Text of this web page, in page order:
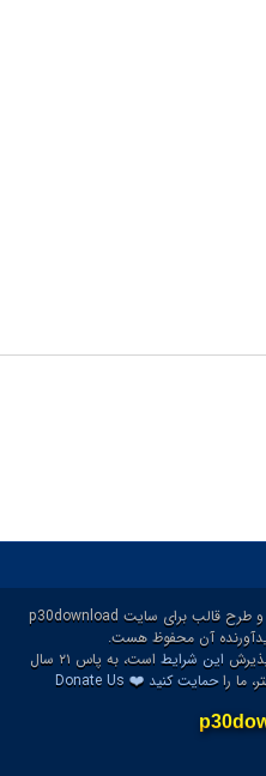
۱۳۸۳-۱۴۰۵ © حقوق متون فارسی، تصاویر و طرح قالب برای سایت p30download
آن محفوظ هست.
این شرایط
است، به پاس ۲۱ سال
ما راحمایت کنید ❤️